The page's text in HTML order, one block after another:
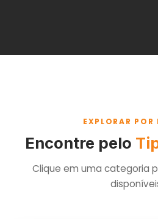
EXPLORAR POR
Encontre pelo
Clique em uma categoria